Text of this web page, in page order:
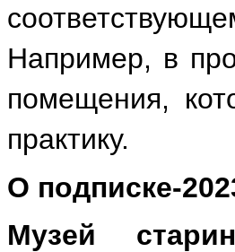
Например, в
помещения,
практику.
О подписке-
Музей